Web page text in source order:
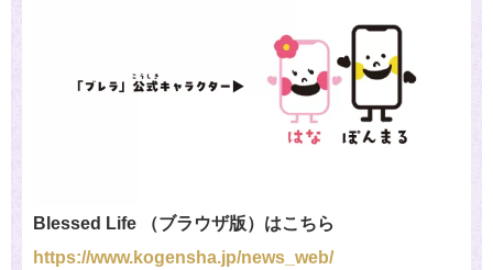
Blessed Life （ブラウザ版）はこちら
https://www.kogensha.jp/news_web/